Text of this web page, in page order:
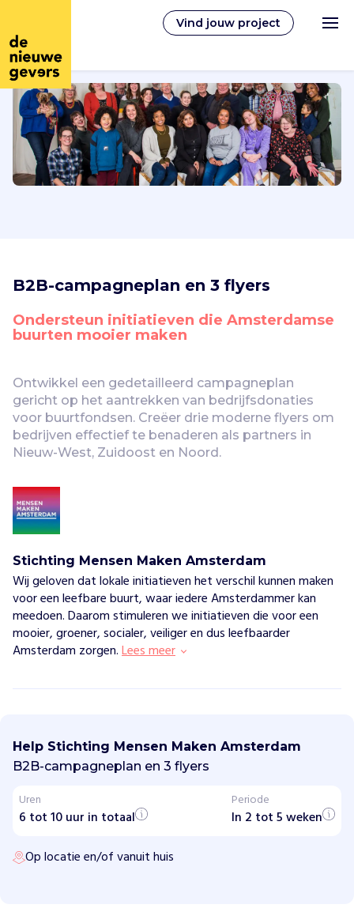
Vind jouw project
Nederlands
Vrijwilligerswerk
Inloggen
B2B-campagneplan en 3 flyers
Ondersteun initiatieven die Amsterdamse
buurten mooier maken
Ontwikkel een gedetailleerd campagneplan
gericht op het aantrekken van bedrijfsdonaties
voor buurtfondsen. Creëer drie moderne flyers om
bedrijven effectief te benaderen als partners in
Nieuw-West, Zuidoost en Noord.
Stichting Mensen Maken Amsterdam
Wij geloven dat lokale initiatieven het verschil kunnen maken
voor een leefbare buurt, waar iedere Amsterdammer kan
meedoen. Daarom stimuleren we initiatieven die voor een
mooier, groener, socialer, veiliger en dus leefbaarder
Amsterdam zorgen.Lees meer
c
h
t
n
g
n
Help Stichting Mensen Maken Amsterdam
B2B-campagneplan en 3 flyers
Uren
6 tot 10 uur in totaal
Periode
In 2 tot 5 weken
Op locatie en/of vanuit huis